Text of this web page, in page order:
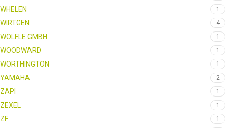
WHELEN 1
WIRTGEN 4
WOLFLE GMBH 1
WOODWARD 1
WORTHINGTON 1
YAMAHA 2
ZAPI 1
ZEXEL 1
ZF 1